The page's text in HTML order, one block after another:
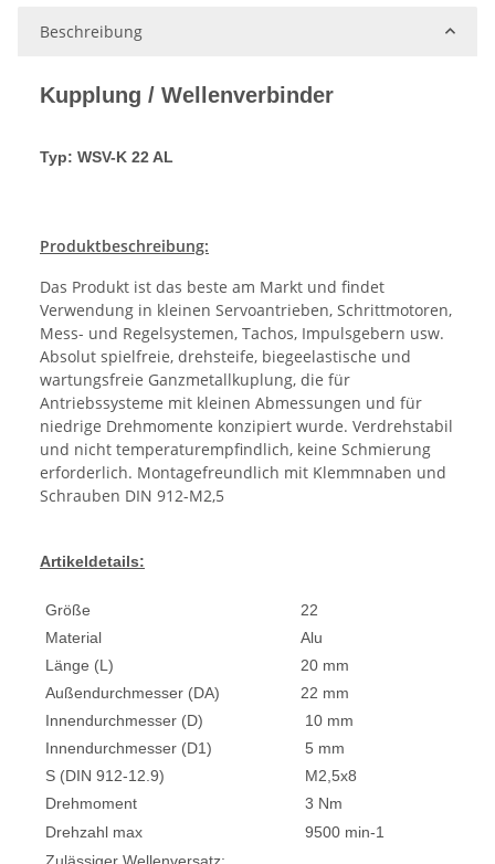
Beschreibung
Kupplung / Wellenverbinder
Typ: WSV-K 22 AL
Produktbeschreibung:
Das Produkt ist das beste am Markt und findet
Verwendung in kleinen Servoantrieben, Schrittmotoren,
Mess- und Regelsystemen, Tachos, Impulsgebern usw.
Absolut spielfreie, drehsteife, biegeelastische und
wartungsfreie Ganzmetallkuplung, die für
Antriebssysteme mit kleinen Abmessungen und für
niedrige Drehmomente konzipiert wurde. Verdrehstabil
und nicht temperaturempfindlich, keine Schmierung
erforderlich. Montagefreundlich mit Klemmnaben und
Schrauben DIN 912-M2,5
Artikeldetails:
Größe
22
Material
Alu
Länge (L)
20 mm
Außendurchmesser (DA)
22 mm
Innendurchmesser (D)
10 mm
Innendurchmesser (D1)
5 mm
S (DIN 912-12.9)
M2,5x8
Drehmoment
3 Nm
Drehzahl max
9500 min-1
Zulässiger Wellenversatz: